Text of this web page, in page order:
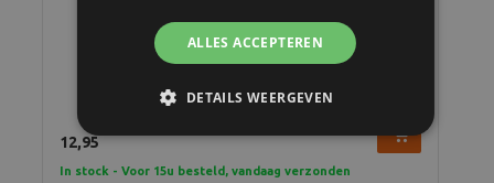
Fujifilm Instax Mini 12 Mint Green Album
12,95
In stock - Voor 15u besteld, vandaag verzonden
ALLES ACCEPTEREN
DETAILS WEERGEVEN